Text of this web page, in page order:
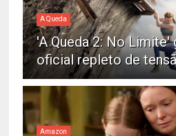
A Queda
'A Queda 2: No Limite'
oficial repleto de
Amazon